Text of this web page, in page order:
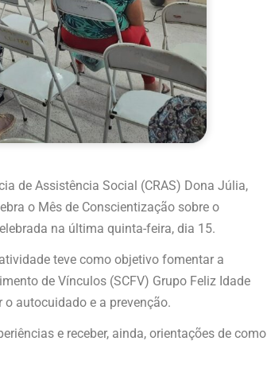
de Assistência Social (CRAS) Dona Júlia,
o Mês de Conscientização sobre o
na última quinta-feira, dia 15.
teve como objetivo fomentar a
de Vínculos (SCFV) Grupo Feliz Idade
autocuidado e a prevenção.
e receber, ainda, orientações de como